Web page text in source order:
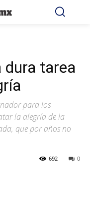
dura tarea
para los
la alegría de la
que por años no
0
692